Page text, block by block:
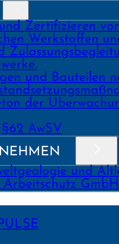
Zertifizieren
Werk­stoffen
und Bau­teilen
der
AwSV
und
Arbeitschutz GmbH